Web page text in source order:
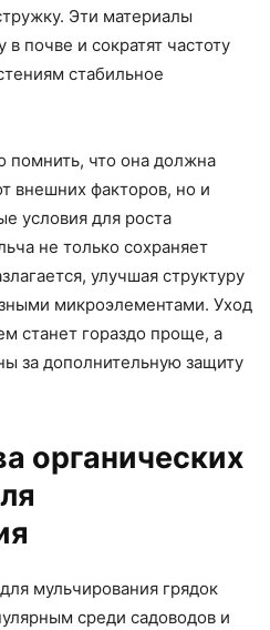
Эти материалы
в почве и сократят частоту
стабильное
помнить, что она должна
внешних факторов, но и
условия для роста
не только сохраняет
улучшая структуру
микроэлементами. Уход
станет гораздо проще, а
за дополнительную защиту
органических
мульчирования грядок
среди садоводов и